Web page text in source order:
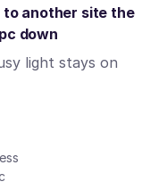
another site the
down
light stays on